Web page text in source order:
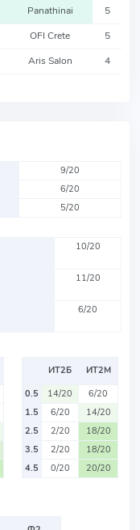
Panathinai 5
OFI Crete 5
Aris Salon 4
9/20
6/20
5/20
10/20
11/20
6/20
ИТ2Б
ИТ2М
0.5
14/20
6/20
1.5
6/20
14/20
2.5
2/20
18/20
3.5
2/20
18/20
4.5
0/20 20/20